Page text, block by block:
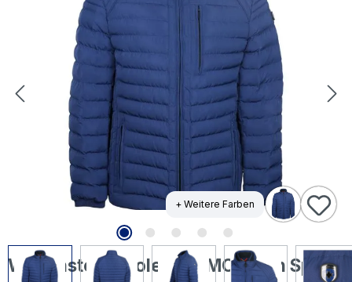
+ Weitere Farben
Wellensteyn Molecule/MOL Men Sport